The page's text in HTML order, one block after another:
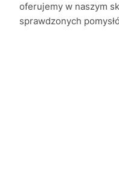
oferujemy w naszym
sprawdzonych